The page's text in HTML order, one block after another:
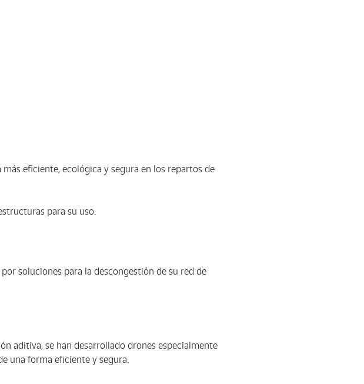
eficiente, ecológica y segura en los repartos de
para su uso.
soluciones para la descongestión de su red de
aditiva, se han desarrollado drones especialmente
una forma eficiente y segura.